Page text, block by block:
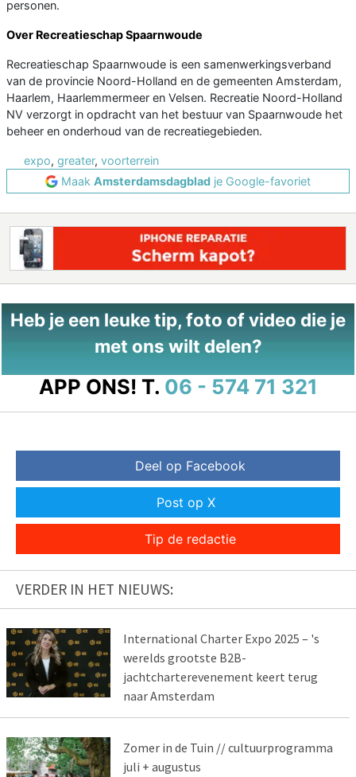
personen.
Over Recreatieschap Spaarnwoude
Recreatieschap Spaarnwoude is een samenwerkingsverband
van de provincie Noord-Holland en de gemeenten Amsterdam,
Haarlem, Haarlemmermeer en Velsen. Recreatie Noord-Holland
NV verzorgt in opdracht van het bestuur van Spaarnwoude het
beheer en onderhoud van de recreatiegebieden.
expo, greater, voorterrein
Maak Amsterdamsdagblad je Google-favoriet
Heb je een leuke tip, foto of video die je
met ons wilt delen?
APP ONS! T. 06 - 574 71 321
Deel op Facebook
Post op X
Tip de redactie
VERDER IN HET NIEUWS:
International Charter Expo 2025 – 's
werelds grootste B2B-
jachtcharterevenement keert terug
naar Amsterdam
Zomer in de Tuin // cultuurprogramma
juli + augustus